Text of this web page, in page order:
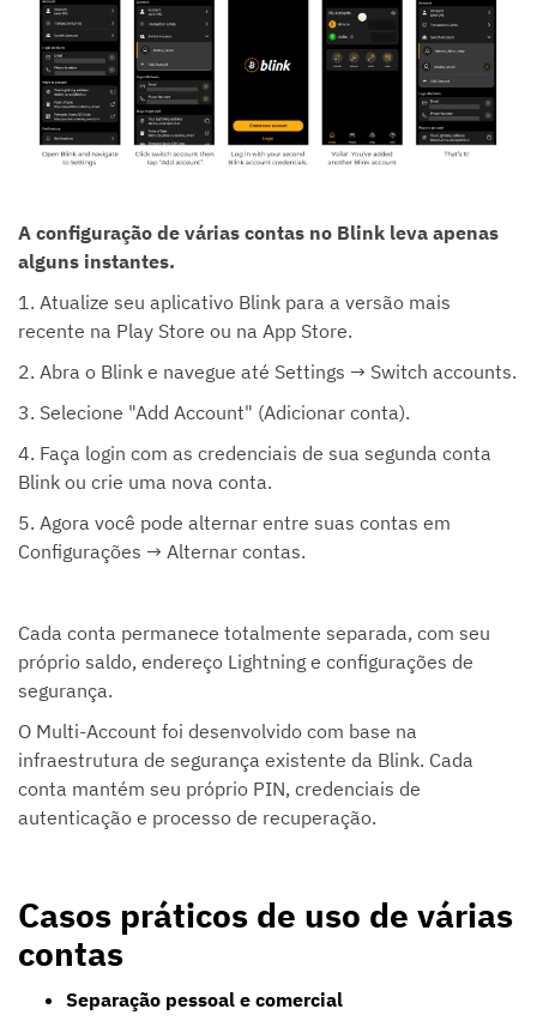
A configuração de várias contas no Blink leva apenas
alguns instantes.
1. Atualize seu aplicativo Blink para a versão mais
recente na Play Store ou na App Store.
2. Abra o Blink e navegue até Settings → Switch accounts.
3. Selecione "Add Account" (Adicionar conta).
4. Faça login com as credenciais de sua segunda conta
Blink ou crie uma nova conta.
5. Agora você pode alternar entre suas contas em
Configurações → Alternar contas.
Cada conta permanece totalmente separada, com seu
próprio saldo, endereço Lightning e configurações de
segurança.
O Multi-Account foi desenvolvido com base na
infraestrutura de segurança existente da Blink. Cada
conta mantém seu próprio PIN, credenciais de
autenticação e processo de recuperação.
Casos práticos de uso de várias
contas
Separação pessoal e comercial